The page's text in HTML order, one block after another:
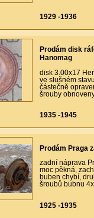
1929 -1936
Prodám disk
Hanomag
disk 3.00x17
ve slušném
částečně
šrouby
1935 -1945
Prodám Praga
zadní náprava
moc pěkná,
buben chybí,
šroubů bubnu
1925 -1935